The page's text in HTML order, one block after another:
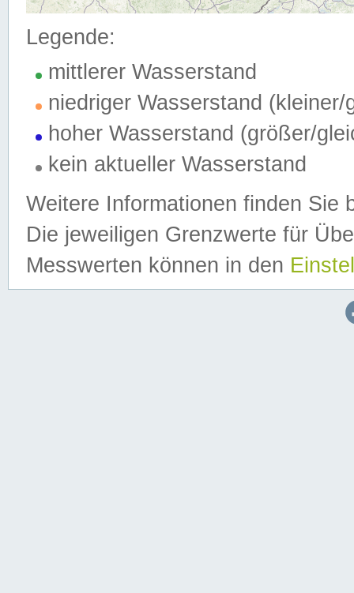
Legende:
mittlerer Wasserstand
niedriger Wasserstand (kleiner/
hoher Wasserstand (größer/
kein aktueller Wasserstand
Weitere Informationen finden Sie
Die jeweiligen Grenzwerte für
Messwerten können in den